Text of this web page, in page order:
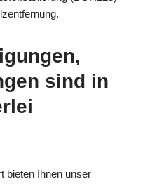
sind in
bieten Ihnen unser